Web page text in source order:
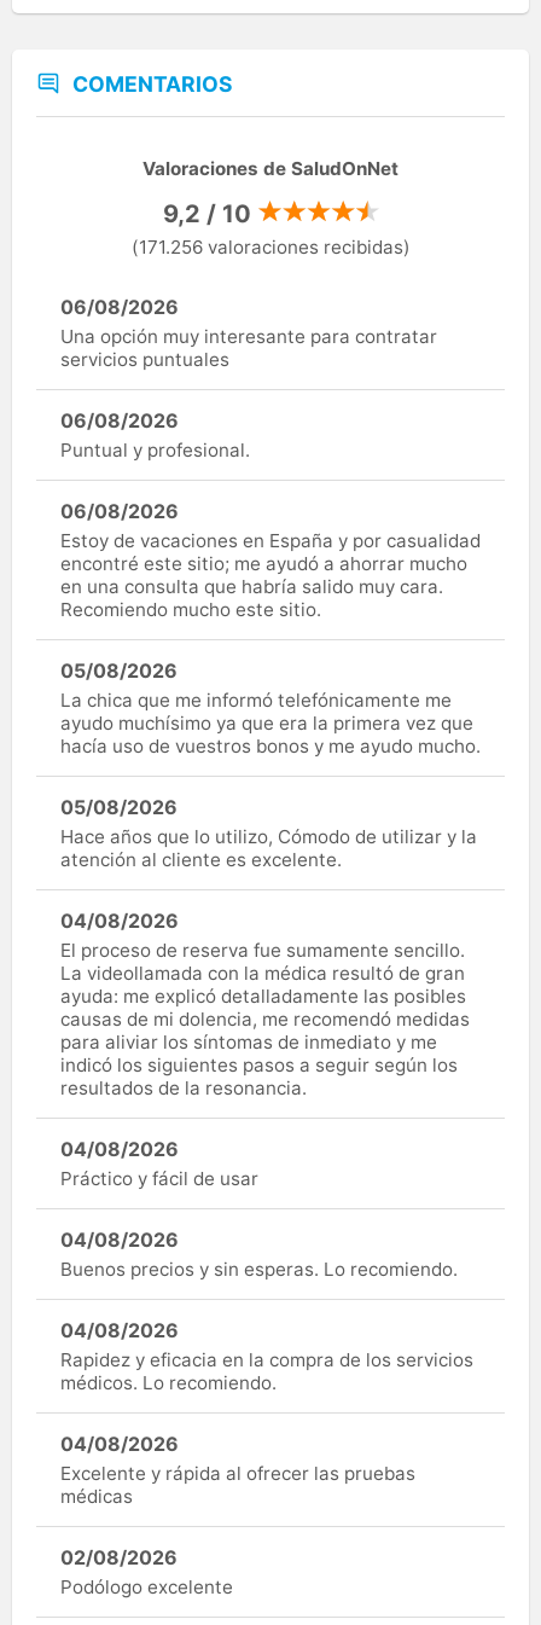
COMENTARIOS
Valoraciones de SaludOnNet
9,2 / 10
(171.256 valoraciones recibidas)
06/08/2026
Una opción muy interesante para contratar
servicios puntuales
06/08/2026
Puntual y profesional.
06/08/2026
Estoy de vacaciones en España y por casualidad
encontré este sitio; me ayudó a ahorrar mucho
en una consulta que habría salido muy cara.
Recomiendo mucho este sitio.
05/08/2026
La chica que me informó telefónicamente me
ayudo muchísimo ya que era la primera vez que
hacía uso de vuestros bonos y me ayudo mucho.
05/08/2026
Hace años que lo utilizo, Cómodo de utilizar y la
atención al cliente es excelente.
04/08/2026
El proceso de reserva fue sumamente sencillo.
La videollamada con la médica resultó de gran
ayuda: me explicó detalladamente las posibles
causas de mi dolencia, me recomendó medidas
para aliviar los síntomas de inmediato y me
indicó los siguientes pasos a seguir según los
resultados de la resonancia.
04/08/2026
Práctico y fácil de usar
04/08/2026
Buenos precios y sin esperas. Lo recomiendo.
04/08/2026
Rapidez y eficacia en la compra de los servicios
médicos. Lo recomiendo.
04/08/2026
Excelente y rápida al ofrecer las pruebas
médicas
02/08/2026
Podólogo excelente